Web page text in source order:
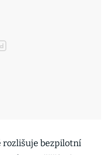
rozlišuje bezpilotní